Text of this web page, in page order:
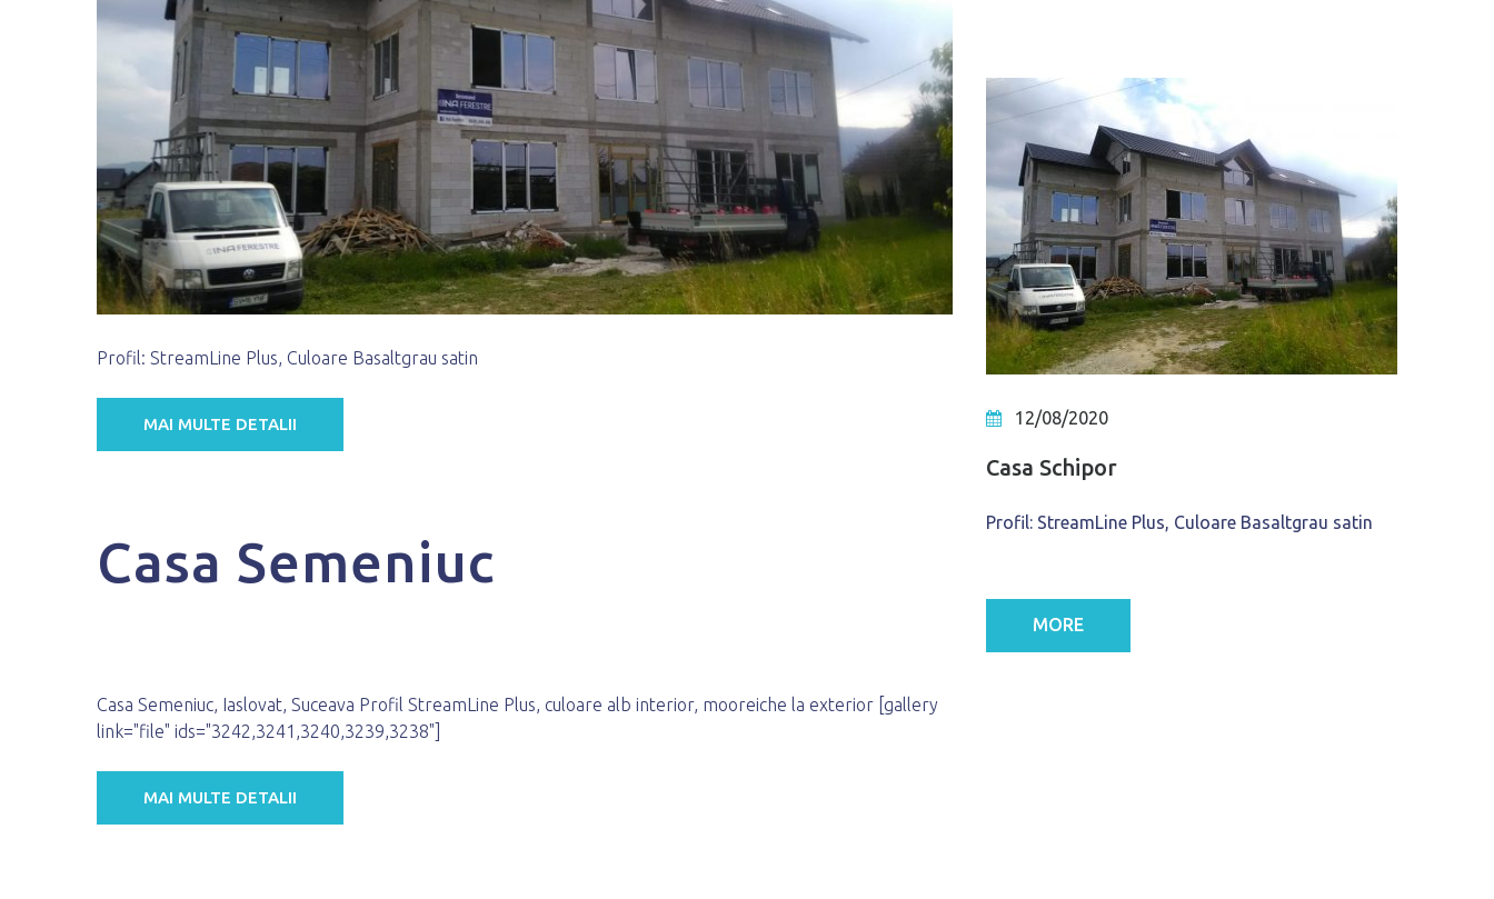
Profil: StreamLine Plus, Culoare Basaltgrau satin
MAI MULTE DETALII
Casa Semeniuc
Casa Semeniuc, Iaslovat, Suceava Profil StreamLine Plus, culoare alb interior, mooreiche la exterior [gallery
link="file" ids="3242,3241,3240,3239,3238"]
MAI MULTE DETALII
12/08/2020
Casa Schipor
Profil: StreamLine Plus, Culoare Basaltgrau satin
MORE